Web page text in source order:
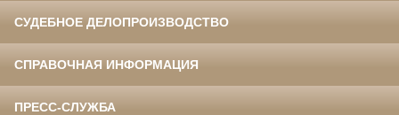
СУДЕБНОЕ ДЕЛОПРОИЗВОДСТВО
СПРАВОЧНАЯ ИНФОРМАЦИЯ
ПРЕСС-СЛУЖБА